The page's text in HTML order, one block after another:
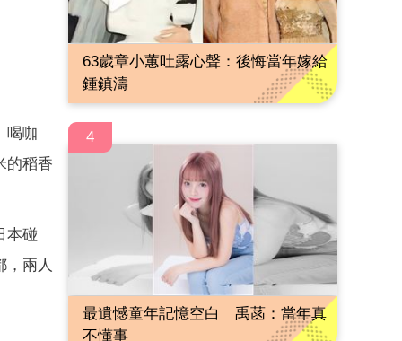
喝咖
的稻香
本碰
，兩人
63歲章小蕙吐露心聲：後悔當年嫁給
鍾鎮濤
4
最遺憾童年記憶空白 禹菡：當年真
不懂事